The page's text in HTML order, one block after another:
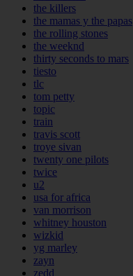
the killers
the mamas y the papas
the rolling stones
the weeknd
thirty seconds to mars
tiesto
tlc
tom petty
topic
train
travis scott
troye sivan
twenty one pilots
twice
u2
usa for africa
van morrison
whitney houston
wizkid
yg marley
zayn
zedd